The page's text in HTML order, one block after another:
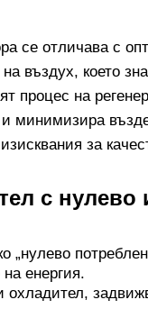
се отличава с
въздух, което
процес на
минимизира
за
с нулево
„нулево
енергия.
охладител,